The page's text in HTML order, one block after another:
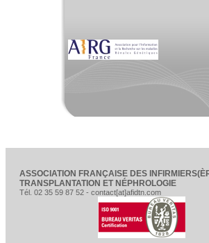
ASSOCIATION FRANÇAISE DES
TRANSPLANTATION ET NÉPHROLOGIE
Tél. 02 35 59 87 52 - contact[at]afidtn.com